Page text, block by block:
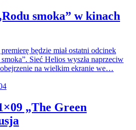
smoka” w kinach
będzie miał ostatni odcinek
Sieć Helios wyszła naprzeciw
na wielkim ekranie we…
„The Green